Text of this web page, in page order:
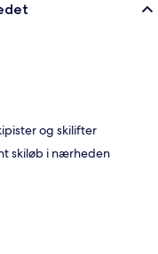
og skilifter
skiløb i nærheden